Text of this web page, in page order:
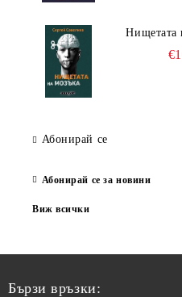
Нищетата
Абонирай се
Абонирай се за новини
Виж всички
Бързи връзки: